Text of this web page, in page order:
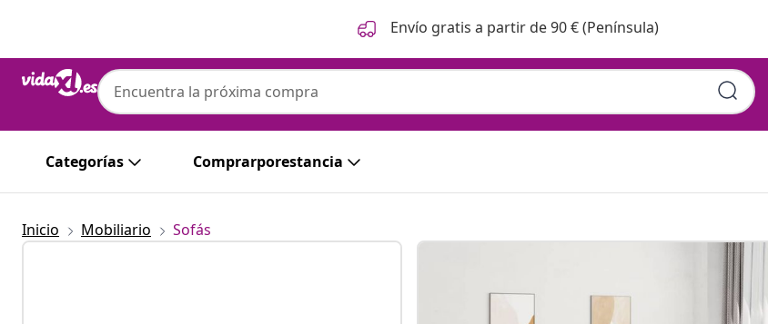
Envío gratis a partir de 90 € (Península)
Categorías Comprarporestancia
Inicio Mobiliario Sofás